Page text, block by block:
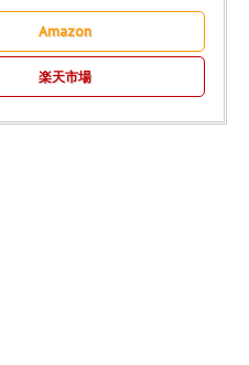
Amazon
楽天市場